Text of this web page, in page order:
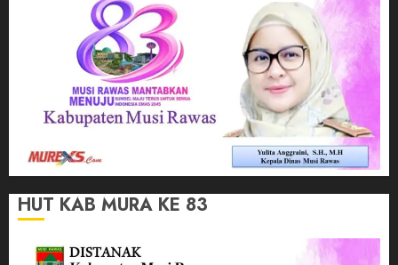
HUT KAB MURA KE 83